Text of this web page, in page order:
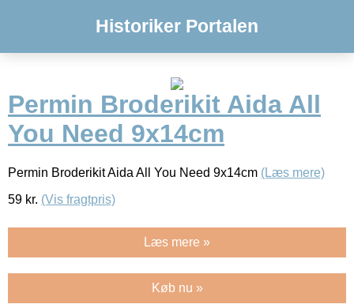
Historiker Portalen
Permin Broderikit Aida All
You Need 9x14cm
Permin Broderikit Aida All You Need 9x14cm (Læs mere)
59 kr. (Vis fragtpris)
Læs mere »
Køb nu »